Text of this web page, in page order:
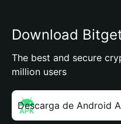
Download
The best and secure
million users
Descarga de Android